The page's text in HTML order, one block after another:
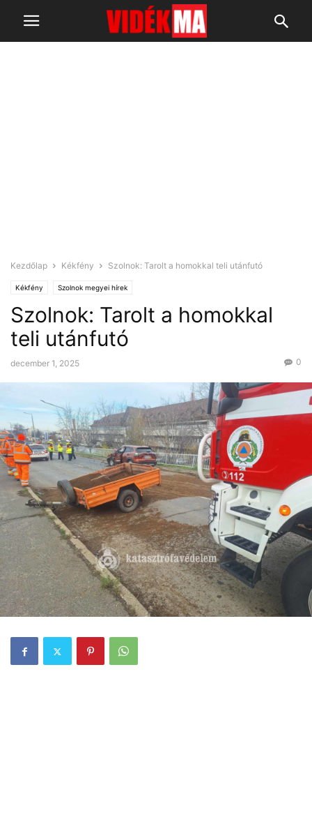
Kezdőlap Kékfény Szolnok: Tarolt a homokkal teli utánfutó
Kékfény Szolnok megyei hírek
Szolnok: Tarolt a homokkal
teli utánfutó
december 1, 2025 0